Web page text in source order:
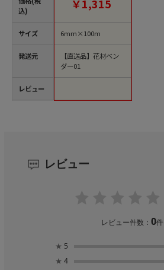
込)
サイズ
発送元
レビュー
￥1,315
6mm×100m
【直送品】花材ベン
ダー01
レビュー
レビュー件数：0件
★ 5
★ 4